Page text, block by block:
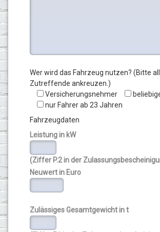
Wer wird das Fahrzeug nutzen? (Bitte
Zutreffende ankreuzen.)
Versicherungsnehmer
nur Fahrer ab 23 Jahren
Fahrzeugdaten
Leistung in kW
(Ziffer P.2 in der
Neuwert in Euro
Zulässiges Gesamtgewicht in t